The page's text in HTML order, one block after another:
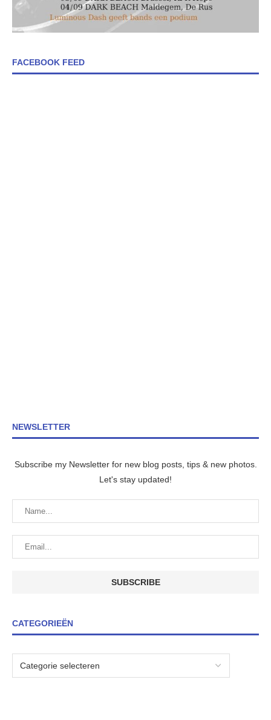
FACEBOOK FEED
NEWSLETTER
Subscribe my Newsletter for new blog posts, tips & new photos.
Let's stay updated!
CATEGORIEËN